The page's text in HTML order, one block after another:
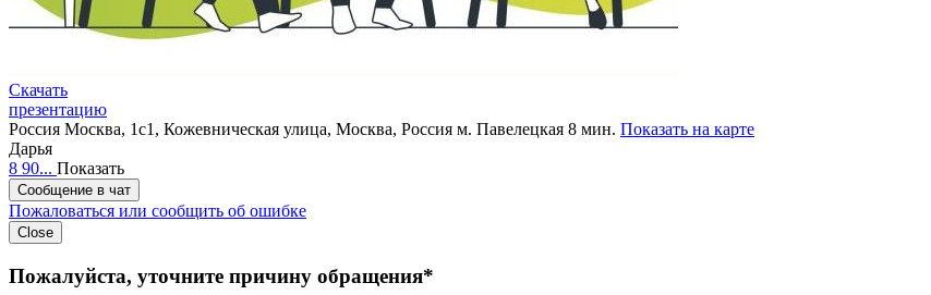
Скачать
презентацию
Россия Москва, 1с1, Кожевническая улица, Москва, Россия м. Павелецкая 8 мин. Показать на карте
Дарья
8 90... Показать
Сообщение в чат
Пожаловаться или сообщить об ошибке
Close
Пожалуйста, уточните причину обращения*